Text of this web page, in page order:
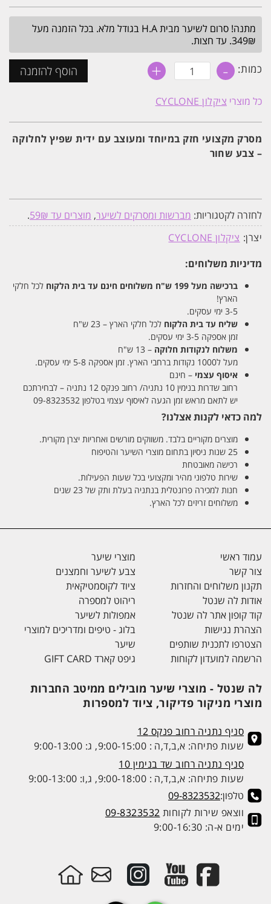
היה:
₪49.
הוא:
₪25.
מתנה! סרום לשיער מבית H.A בגודל מלא. בכל הזמנה מעל
349₪. עד חצות.
כמות: - כמות
של
מקצועי
למתיחה
שיער
עם
שפיץ
לחלוקה
+ הוסף להזמנה
כל מוצרי ציקלון CYCLONE
מסרק מקצועי חזק במיוחד ומעוצב עם ידית שפיץ לחלוקה
– צבע שחור
לחזרה לקטגוריות: מברשות ומסרקים לשיער, מוצרים עד 59₪
.
יצרן: ציקלון CYCLONE
מדיניות משלוחים:
ברכישה מעל 199 ש"ח משלוחים חינם עד בית הלקוח לכל חלקי
הארץ!
3-5 ימי עסקים.
שליח עד בית הלקוח לכל חלקי הארץ – 23 ש"ח
זמן אספקה 3-5 ימי עסקים.
משלוח לנקודות חלוקה – 13 ש"ח
מעל ל1000 נקודות ברחבי הארץ. זמן אספקה 5-8 ימי עסקים.
איסוף עצמי – חינם
רחוב שדרות בנימין 10 נתניה/ רחוב פנקס 12 נתניה – לבחירתכם
יש לתאם מראש זמן הגעה לאיסוף עצמי בטלפון 09-8323532
למה כדאי לקנות אצלנו?
מוצרים מקוריים בלבד. משווקים מורשים ואחריות יצרן מקורית.
25 שנות ניסיון בתחום מוצרי השיער והטיפוח
רכישה מאובטחת
שירות טלפוני מהיר ומקצועי בכל שעות הפעילות.
חנות למכירה פרונטלית בנתניה בעלת ותק של 23 שנים
משלוחים זריזים לכל הארץ.
עמוד ראשי
צור קשר
תקנון משלוחים והחזרות
אודות לה שנטל
קוד קופון אתר לה שנטל
הצהרת נגישות
הצטרפו לתכנית שותפים
הרשמה למועדון לקוחות
מוצרי שיער
צבע לשיער וחמצנים
ציוד לקוסמטיקאית
ריהוט למספרה
אמפולות לשיער
בלוג - טיפים ומדריכים למוצרי
שיער
גיפט קארד GIFT CARD
לה שנטל - מוצרי שיער מובילים ממיטב החברות
מוצרי מניקור פדיקור, ציוד למספרות
סניף נתניה רחוב פנקס 12
שעות פתיחה: א,ב,ד,ה : 9:00-15:00, ג: 9:00-13:00
סניף נתניה רחוב שד בנימין 10
שעות פתיחה: א,ב,ד,ה : 9:00-18:00, ג,ו: 9:00-13:00
טלפון:09-8323532
ווצאפ שירות לקוחות 09-8323532
ימים א-ה: 9:00-16:30